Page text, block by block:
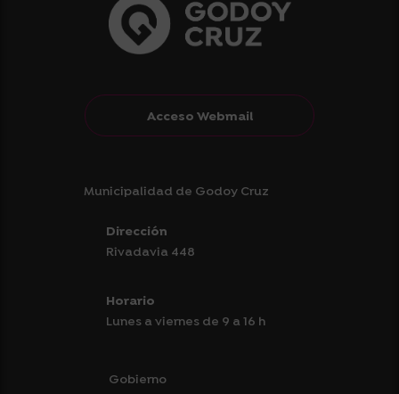
Acceso Webmail
Municipalidad de Godoy Cruz
Dirección
Rivadavia 448
Horario
Lunes a viernes de 9 a 16 h
Gobierno